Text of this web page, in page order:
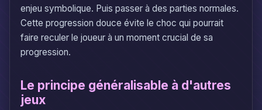
enjeu symbolique. Puis passer à des parties normales.
Cette progression douce évite le choc qui pourrait
faire reculer le joueur à un moment crucial de sa
progression.
Le principe généralisable à d'autres
jeux